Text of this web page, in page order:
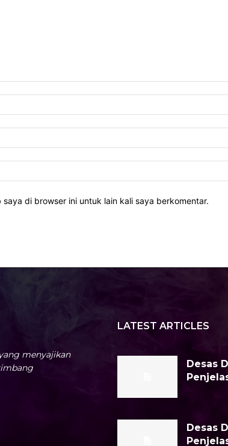
di browser ini untuk lain kali saya berkomentar.
menyajikan
LATEST ARTICLES
Desas
Desas